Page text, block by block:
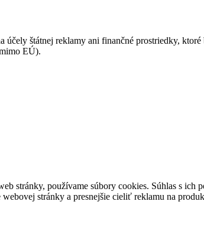
účely štátnej reklamy ani finančné prostriedky,
EÚ).
stránky, používame súbory cookies. Súhlas s
stránky a presnejšie cieliť reklamu na